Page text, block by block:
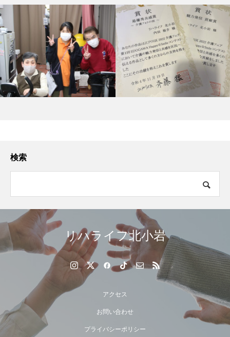
検索
リハライフ北小岩
アクセス
お問い合わせ
プライバシーポリシー